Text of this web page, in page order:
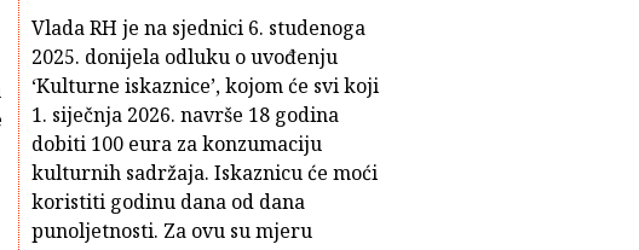
Vlada RH je na sjednici 6. studenoga
2025. donijela odluku o uvođenju
‘Kulturne iskaznice’, kojom će svi koji
1. siječnja 2026. navrše 18 godina
dobiti 100 eura za konzumaciju
kulturnih sadržaja. Iskaznicu će moći
koristiti godinu dana od dana
punoljetnosti. Za ovu su mjeru